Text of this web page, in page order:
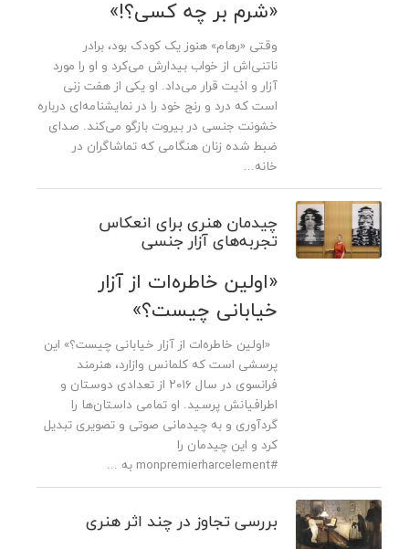
«شرم بر چه کسی؟!»
وقتی «رهام» هنوز یک کودک بود، برادر
ناتنی‌اش از خواب بیدارش می‌کرد و او را مورد
آزار و اذیت قرار می‌داد. او یکی از هفت زنی
است که درد و رنج خود را در نمایشنامه‌ای درباره
خشونت جنسی در بیروت بازگو می‌کند. صدای
ضبط شده زنان هنگامی که تماشاگران در
خانه‌...
چیدمان هنری برای انعکاس
تجربه‌های آزار جنسی
«اولین خاطره‌ات از آزار
خیابانی چیست؟»
«اولین خاطره‌ات از آزار خیابانی چیست؟» این
پرسشی است که کلمانس وازارد، هنرمند
فرانسوی در سال ۲۰۱۶ از تعدادی دوستان و
اطرافیانش پرسید. او تمامی داستان‌ها را
گردآوری و به چیدمانی صوتی و تصویری تبدیل
کرد و این چیدمان را
#monpremierharcelement به ...
بررسی تجاوز در چند اثر هنری